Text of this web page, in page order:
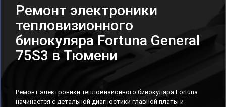
Ремонт электроники
тепловизионного
бинокуляра Fortuna General
75S3 в Тюмени
Ремонт электроники тепловизионного бинокуляра Fortuna
начинается с детальной диагностики главной платы и